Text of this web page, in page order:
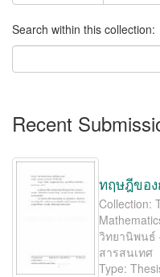
Search within this collection:
Recent
ทฤษฎีของ
Collection:
วิทยานิพนธ์
สารสนเทศ
Type: